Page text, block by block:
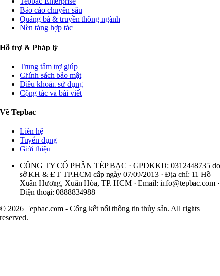
Báo cáo chuyên sâu
Quảng bá & truyền thông ngành
Nền tảng hợp tác
Hỗ trợ & Pháp lý
Trung tâm trợ giúp
Chính sách bảo mật
Điều khoản sử dụng
Cộng tác và bài viết
Về Tepbac
Liên hệ
Tuyển dụng
Giới thiệu
CÔNG TY CỔ PHẦN TÉP BẠC · GPDKKD: 0312448735 do
sở KH & ĐT TP.HCM cấp ngày 07/09/2013 · Địa chỉ: 11 Hồ
Xuân Hương, Xuân Hòa, TP. HCM · Email: info@tepbac.com ·
Điện thoại: 0888834988
© 2026 Tepbac.com - Cổng kết nối thông tin thủy sản. All rights
reserved.